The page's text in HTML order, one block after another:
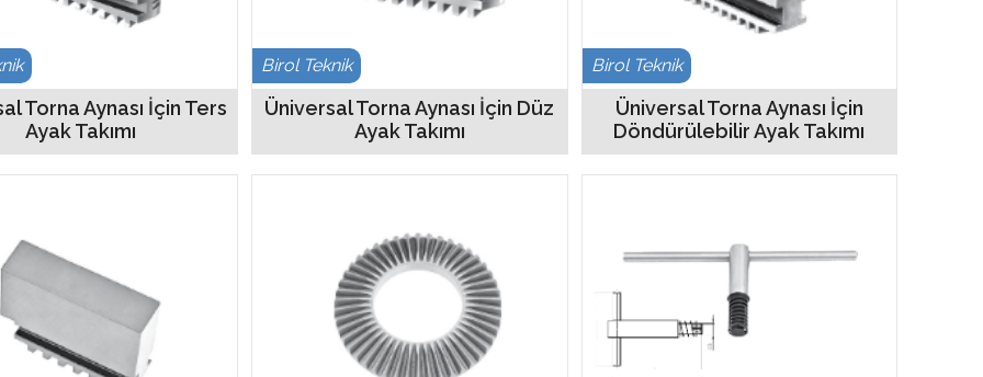
Torna Aynası İçin Ters
Ayak Takımı
Birol Teknik
Üniversal Torna Aynası İçin Düz
Ayak Takımı
Birol Teknik
Üniversal Torna Aynası İçin
Döndürülebilir Ayak Takımı